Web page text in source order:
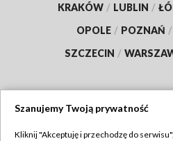
KRAKÓW / LUBLIN /
OPOLE / POZNAŃ /
SZCZECIN /
Szanujemy Twoją prywatność
Kliknij "Akceptuję i przechodzę do